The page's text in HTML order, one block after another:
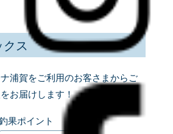
ス
浦賀をご利用のお客さまからご
お届けします！
果ポイント